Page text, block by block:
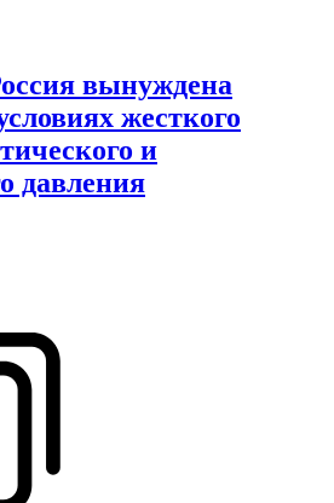
вынуждена
жесткого
и
давления